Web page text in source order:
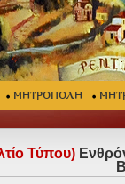
ΜΗΤΡΟΠΟΛΗ
Τύπου)